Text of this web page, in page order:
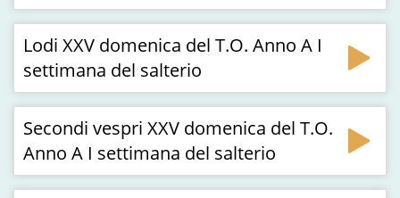
Lodi XXV domenica del T.O. Anno A I
settimana del salterio
Secondi vespri XXV domenica del T.O.
Anno A I settimana del salterio